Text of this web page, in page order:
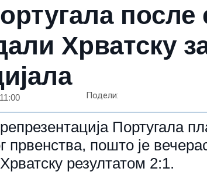
после
Хрватску
11:00 Подели:
Португала
пошто је
резултатом 2:1.